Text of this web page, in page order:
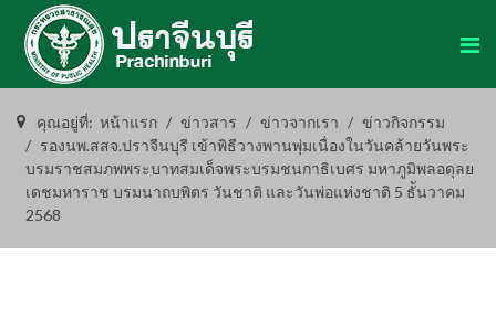
คุณอยู่ที่: หน้าแรก ข่าวสาร ข่าวจากเรา
ข่าวกิจกรรม
รองนพ.สสจ.ปราจีนบุรี เข้าพิธีวางพานพุ่มเนื่องในวันคล้ายวันพระ
บรมราชสมภพพระบาทสมเด็จพระบรมชนกาธิเบศร มหาภูมิพลอดุลย
เดชมหาราช บรมนาถบพิตร วันชาติ และวันพ่อแห่งชาติ 5 ธัันวาคม
2568